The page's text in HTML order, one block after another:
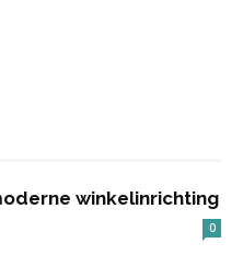
winkelinrichting
0